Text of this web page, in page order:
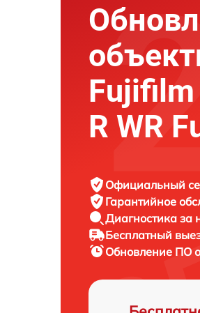
Fujifilm
R WR
Официальный
Гарантийное
Диагностика за
Бесплатный
Обновление ПО